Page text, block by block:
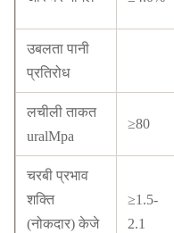
उबलता पानी
प्रतिरोध
लचीली ताकत
uralMpa
≥80
चरबी प्रभाव
शक्ति
(नोकदार) केजे
≥1.5-
2.1